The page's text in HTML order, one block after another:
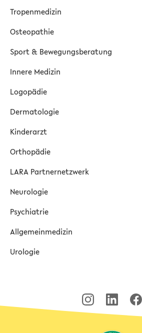
Tropenmedizin
Osteopathie
Sport & Bewegungsberatung
Innere Medizin
Logopädie
Dermatologie
Kinderarzt
Orthopädie
LARA Partnernetzwerk
Neurologie
Psychiatrie
Allgemeinmedizin
Urologie